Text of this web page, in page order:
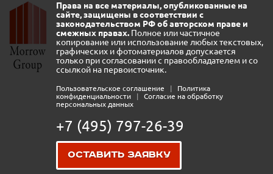
Права на все материалы, опубликованные на
сайте, защищены в соответствии с
законодательством РФ об авторском праве и
смежных правах. Полное или частичное
копирование или использование любых текстовых,
графических и фотоматериалов допускается
только при согласовании с правообладателем и со
ссылкой на первоисточник.
Пользовательское соглашение |
Политика
конфиденциальности
|
Согласие на обработку
персональных данных
+7 (495) 797-26-39
Оставить заявку